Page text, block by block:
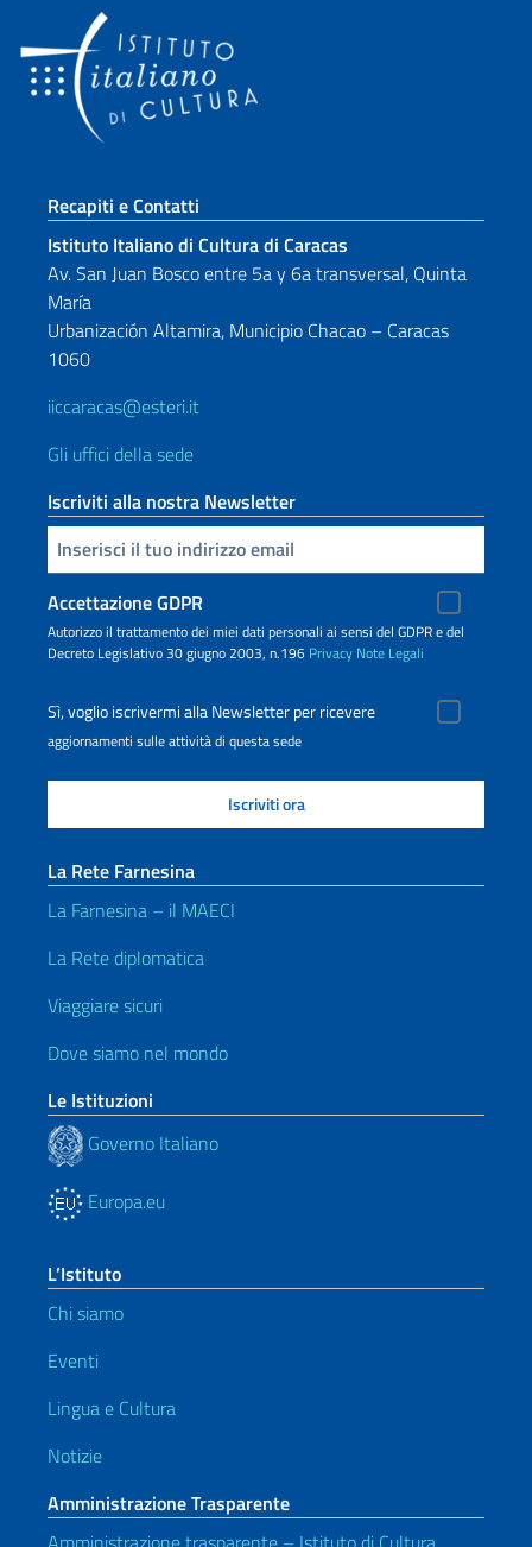
Sezione footer
Recapiti e Contatti
Istituto Italiano di Cultura di Caracas
Av. San Juan Bosco entre 5a y 6a transversal, Quinta
María
Urbanización Altamira, Municipio Chacao – Caracas
1060
iiccaracas@esteri.it
Gli uffici della sede
Iscriviti alla nostra Newsletter
Inserisci la tua email
Accettazione GDPR
Autorizzo il trattamento dei miei dati personali ai sensi del GDPR e del
Decreto Legislativo 30 giugno 2003, n.196 Privacy Note Legali
Sì, voglio iscrivermi alla Newsletter per ricevere
aggiornamenti sulle attività di questa sede
La Rete Farnesina
La Farnesina – il MAECI
La Rete diplomatica
Viaggiare sicuri
Dove siamo nel mondo
Le Istituzioni
Governo Italiano
Europa.eu
L’Istituto
Chi siamo
Eventi
Lingua e Cultura
Notizie
Amministrazione Trasparente